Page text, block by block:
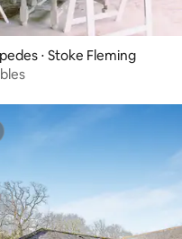
⋅ Stoke Fleming